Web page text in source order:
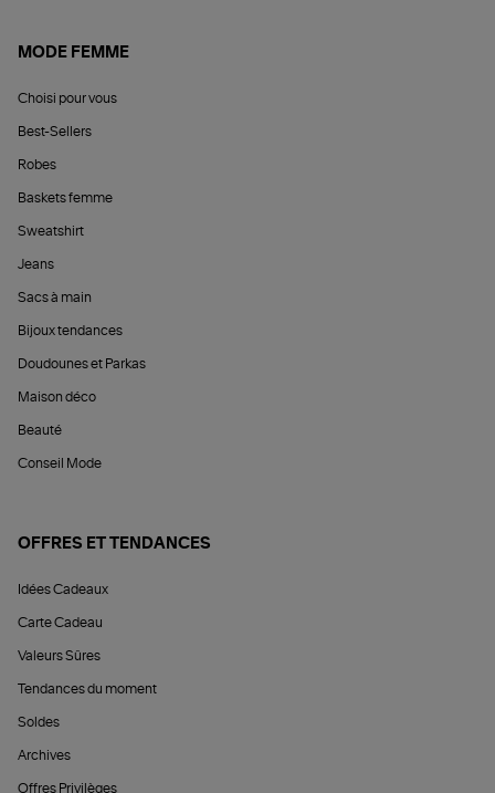
MODE FEMME
Choisi pour vous
Best-Sellers
Robes
Baskets femme
Sweatshirt
Jeans
Sacs à main
Bijoux tendances
Doudounes et Parkas
Maison déco
Beauté
Conseil Mode
OFFRES ET TENDANCES
Idées Cadeaux
Carte Cadeau
Valeurs Sûres
Tendances du moment
Soldes
Archives
Offres Privilèges